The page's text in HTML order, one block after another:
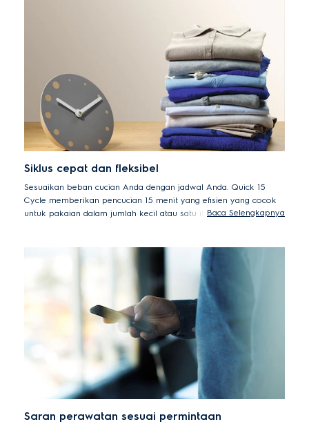
Siklus cepat dan fleksibel
Sesuaikan beban cucian Anda dengan jadwal Anda. Quick 15
Cycle memberikan pencucian 15 menit yang efisien yang cocok
untuk pakaian dalam jumlah kecil atau satu item. Program Daily
Baca Selengkapnya
Saran perawatan sesuai permintaan